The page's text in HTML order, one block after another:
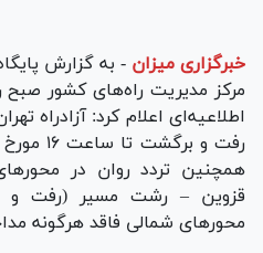
خبرگزاری میزان - به گزارش
اطلاعیه‌ای اعلام کرد: آزادراه
همچنین تردد روان در
قزوین – رشت مسیر (رفت
محور‌های شمالی فاقد هرگونه